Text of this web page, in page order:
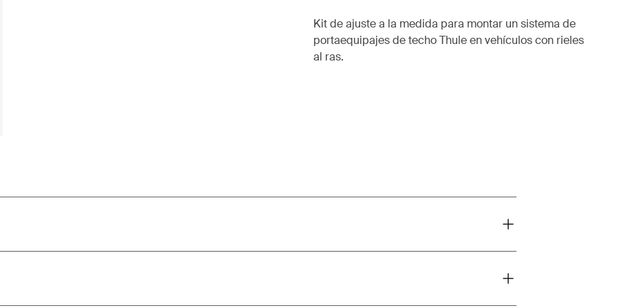
Kit de ajuste a la medida para montar un sistema de
portaequipajes de techo Thule en vehículos con rieles
al ras.